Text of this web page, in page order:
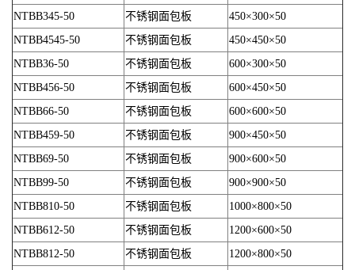
NTBB345-50
不锈钢面包板
450×300×50
NTBB4545-50
不锈钢面包板
450×450×50
NTBB36-50
不锈钢面包板
600×300×50
NTBB456-50
不锈钢面包板
600×450×50
NTBB66-50
不锈钢面包板
600×600×50
NTBB459-50
不锈钢面包板
900×450×50
NTBB69-50
不锈钢面包板
900×600×50
NTBB99-50
不锈钢面包板
900×900×50
NTBB810-50
不锈钢面包板
1000×800×50
NTBB612-50
不锈钢面包板
1200×600×50
NTBB812-50
不锈钢面包板
1200×800×50